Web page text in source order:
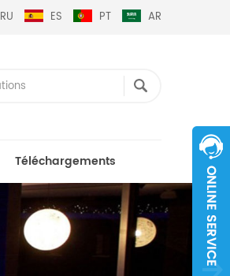
RU ES PT AR
Téléchargements